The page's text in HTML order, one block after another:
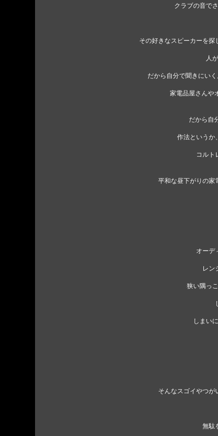
クラブの音で
その好きなスピーカーを
人
だから自分で聞きにい
家電品屋さんや
だから自
作法というか
コルト
平和な昼下がりの家
オーデ
レン
狭い隅っ
しまい
そんなスゴイやつが
無駄